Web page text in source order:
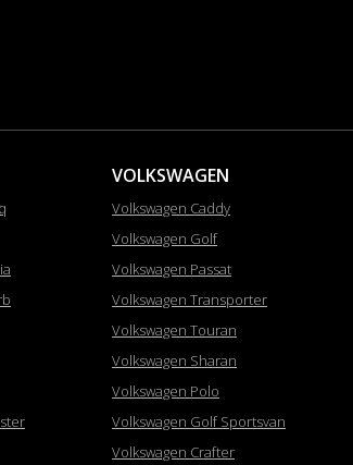
VOLKSWAGEN
Volkswagen Caddy
Volkswagen Golf
Volkswagen Passat
Volkswagen Transporter
Volkswagen Touran
Volkswagen Sharan
Volkswagen Polo
Volkswagen Golf Sportsvan
Volkswagen Crafter